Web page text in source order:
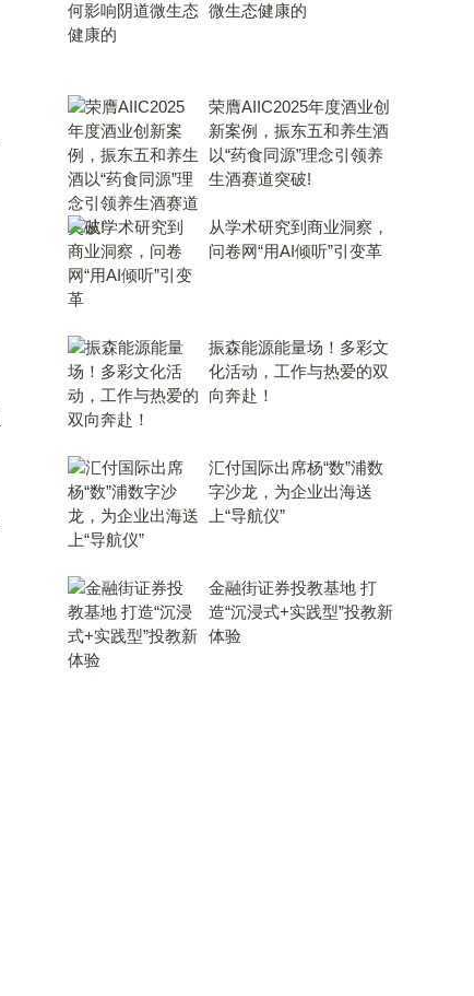
微生态健康的
荣膺AIIC2025年度酒业创
新案例，振东五和养生酒
以“药食同源”理念引领养
生酒赛道突破!
从学术研究到商业洞察，
问卷网“用AI倾听”引变革
振森能源能量场！多彩文
化活动，工作与热爱的双
向奔赴！
汇付国际出席杨“数”浦数
字沙龙，为企业出海送
上“导航仪”
金融街证券投教基地 打
造“沉浸式+实践型”投教新
体验